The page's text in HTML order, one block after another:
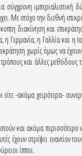
σύγχρονη
Με στόχο την διεθνή
διακίνηση και
η Γαλλία και η
χωρίς όμως να
και άλλες μεθόδους
-ακόμα χειρότερα-
και ακόμα
έχουν στρέψει
ίπποι.